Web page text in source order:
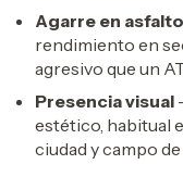
Agarre en asfalto
rendimiento en
agresivo que un
Presencia visual
estético, habitual
ciudad y campo